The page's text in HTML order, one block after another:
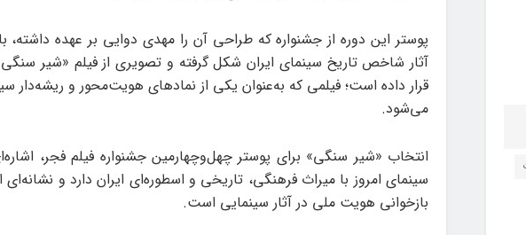
پوستر این دوره از جشنواره که طراحی آن را مهدی دوایی بر عهده داشته،
آثار شاخص تاریخ سینمای ایران شکل گرفته و تصویری از فیلم «شیر
قرار داده است؛ فیلمی که به‌عنوان یکی از نمادهای هویت‌محور و ریشه‌دار
می‌شود.
انتخاب «شیر سنگی» برای پوستر چهل‌وچهارمین جشنواره فیلم فجر،
سینمای امروز با میراث فرهنگی، تاریخی و اسطوره‌ای ایران دارد و نشانه‌ای
بازخوانی هویت ملی در آثار سینمایی است.